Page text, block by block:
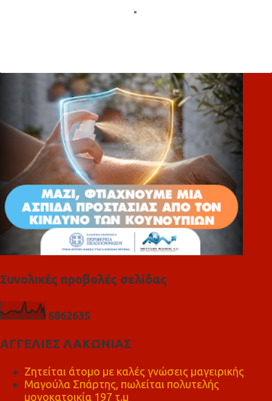
λ
Συνολικές προβολές σελίδας
6862635
ΑΓΓΕΛΙΕΣ ΛΑΚΩΝΙΑΣ
Ζητείται άτομο με καλές γνώσεις μαγειρικής
Μαγούλα Σπάρτης, πωλείται πολυτελής
μονοκατοικία 197 τ.μ